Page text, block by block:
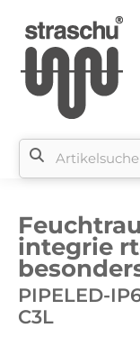
integrie
PIPELED-
C3L